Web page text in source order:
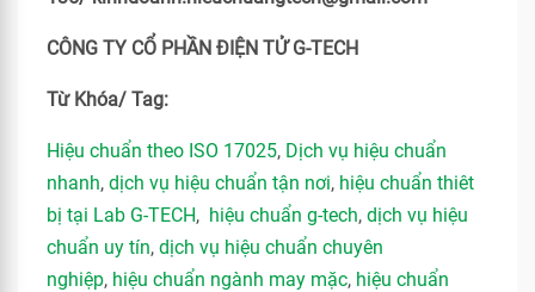
CÔNG TY CỔ PHẦN ĐIỆN TỬ G-TECH
Từ Khóa/ Tag:
Hiệu chuẩn theo ISO 17025, Dịch vụ hiệu chuẩn
nhanh, dịch vụ hiệu chuẩn tận nơi, hiệu chuẩn thiêt
bị tại Lab G-TECH, hiệu chuẩn g-tech, dịch vụ hiệu
chuẩn uy tín, dịch vụ hiệu chuẩn chuyên
nghiệp, hiệu chuẩn ngành may mặc, hiệu chuẩn